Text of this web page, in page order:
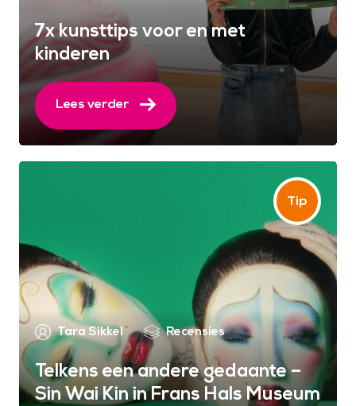
7x kunsttips voor en met
kinderen
Lees verder
Tara Sikkel Recensies
Telkens een andere gedaante –
Sin Wai Kin in Frans Hals Museum